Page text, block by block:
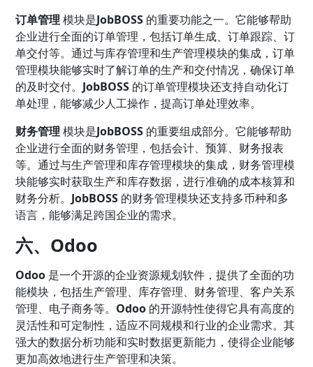
订单管理 模块是JobBOSS 的重要功能之一。它能够帮助
企业进行全面的订单管理，包括订单生成、订单跟踪、订
单交付等。通过与库存管理和生产管理模块的集成，订单
管理模块能够实时了解订单的生产和交付情况，确保订单
的及时交付。 JobBOSS 的订单管理模块还支持自动化订
单处理，能够减少人工操作，提高订单处理效率。
财务管理 模块是JobBOSS 的重要组成部分。它能够帮助
企业进行全面的财务管理，包括会计、预算、财务报表
等。通过与生产管理和库存管理模块的集成，财务管理模
块能够实时获取生产和库存数据，进行准确的成本核算和
财务分析。 JobBOSS 的财务管理模块还支持多币种和多
语言，能够满足跨国企业的需求。
六、Odoo
Odoo 是一个开源的企业资源规划软件，提供了全面的功
能模块，包括生产管理、库存管理、财务管理、客户关系
管理、电子商务等。 Odoo 的开源特性使得它具有高度的
灵活性和可定制性，适应不同规模和行业的企业需求。其
强大的数据分析功能和实时数据更新能力，使得企业能够
更加高效地进行生产管理和决策。